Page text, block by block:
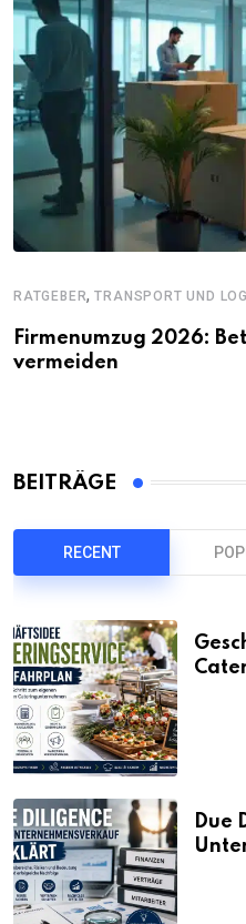
RATGEBER,TRANSPORT UND
Firmenumzug 2026:
vermeiden
BEITRÄGE
RECENT
Due